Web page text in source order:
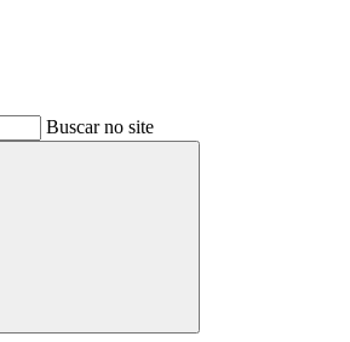
Buscar no site
Buscar